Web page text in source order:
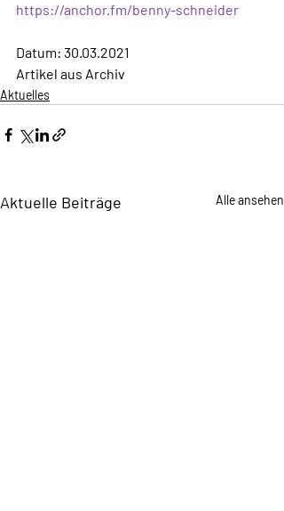
https://anchor.fm/benny-schneider
Datum: 30.03.2021
Artikel aus Archiv
Aktuelles
Aktuelle Beiträge Alle ansehen